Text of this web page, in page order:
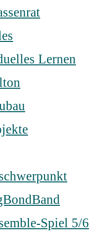
Lernen
Spiel 5/6